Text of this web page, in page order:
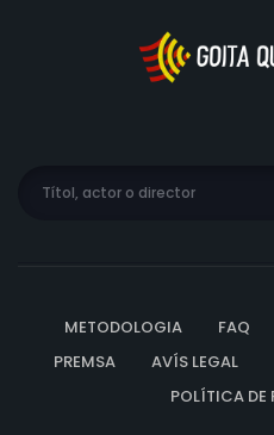
METODOLOGIA FAQ
PREMSA
AVÍS LEGAL
POLÍTICA DE